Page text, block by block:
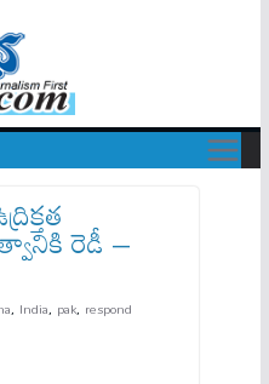
రెడీ –
, India, pak, respond